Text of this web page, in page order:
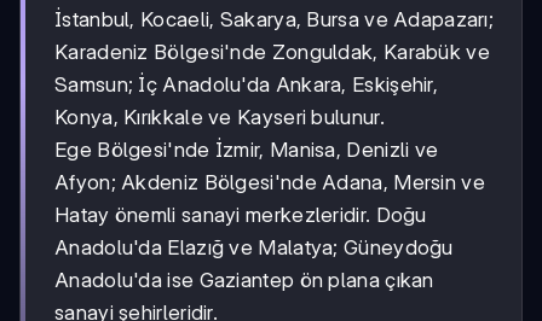
İstanbul, Kocaeli, Sakarya, Bursa ve Adapazarı;
Karadeniz Bölgesi'nde Zonguldak, Karabük ve
Samsun; İç Anadolu'da Ankara, Eskişehir,
Konya, Kırıkkale ve Kayseri bulunur.
Ege Bölgesi'nde İzmir, Manisa, Denizli ve
Afyon; Akdeniz Bölgesi'nde Adana, Mersin ve
Hatay önemli sanayi merkezleridir. Doğu
Anadolu'da Elazığ ve Malatya; Güneydoğu
Anadolu'da ise Gaziantep ön plana çıkan
sanayi şehirleridir.